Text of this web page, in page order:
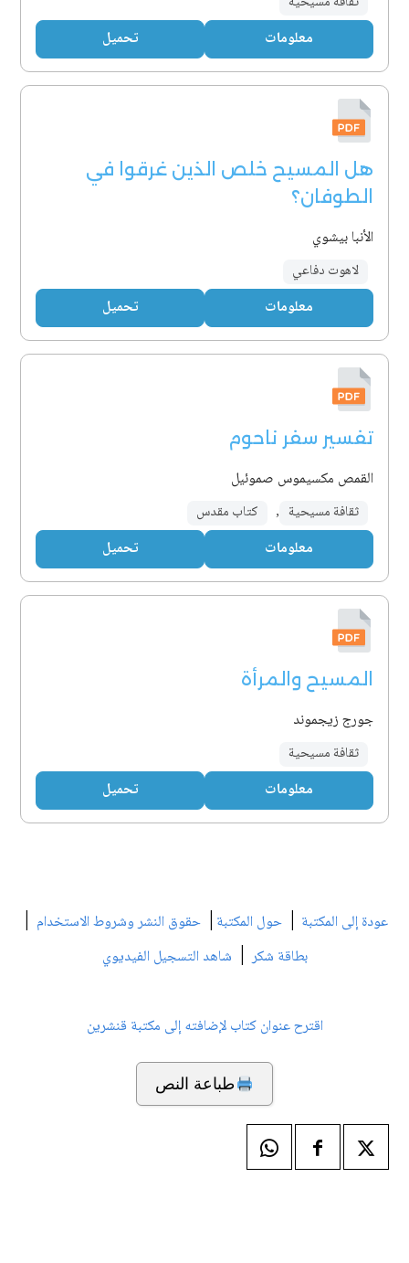
معلومات تحميل
هل المسيح خلص الذين غرقوا في
الطوفان؟
الأنبا بيشوي
لاهوت دفاعي
معلومات تحميل
تفسير سفر ناحوم
القمص مكسيموس صموئيل
ثقافة مسيحية , كتاب مقدس
معلومات تحميل
المسيح والمرأة
جورج زيجموند
ثقافة مسيحية
معلومات تحميل
عودة إلى المكتبة | حول المكتبة | حقوق النشر وشروط الاستخدام |
بطاقة شكر| شاهد التسجيل الفيديوي
اقترح عنوان كتاب لإضافته إلى مكتبة قنشرين
طباعة النص